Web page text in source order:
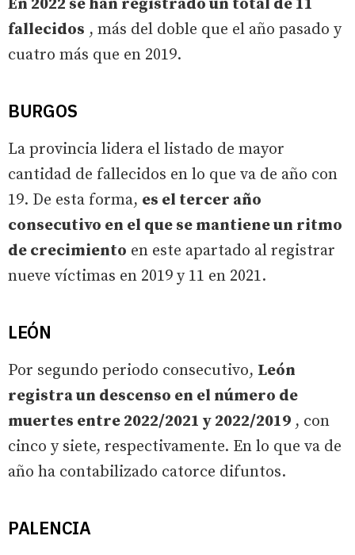
En 2022 se han registrado un total de 11
fallecidos , más del doble que el año pasado y
cuatro más que en 2019.
BURGOS
La provincia lidera el listado de mayor
cantidad de fallecidos en lo que va de año con
19. De esta forma, es el tercer año
consecutivo en el que se mantiene un ritmo
de crecimiento en este apartado al registrar
nueve víctimas en 2019 y 11 en 2021.
LEÓN
Por segundo periodo consecutivo, León
registra un descenso en el número de
muertes entre 2022/2021 y 2022/2019 , con
cinco y siete, respectivamente. En lo que va de
año ha contabilizado catorce difuntos.
PALENCIA